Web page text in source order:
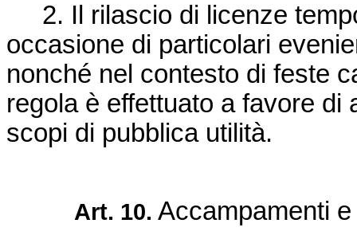
2. Il rilascio di licenze
occasione di particolari
nonché nel contesto di feste
regola è effettuato a favore
scopi di pubblica utilità.
Art. 10. Accampamenti